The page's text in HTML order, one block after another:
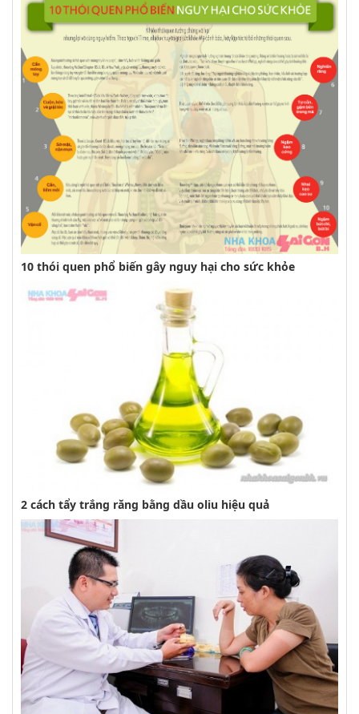
10 thói quen phổ biến gây nguy hại cho sức khỏe
2 cách tẩy trắng răng bằng dầu oliu hiệu quả